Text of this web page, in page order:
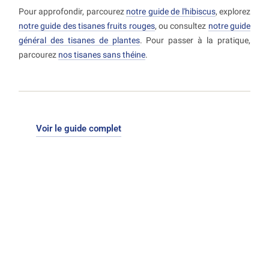
Pour approfondir, parcourez notre guide de l'hibiscus, explorez
notre guide des tisanes fruits rouges, ou consultez notre guide
général des tisanes de plantes. Pour passer à la pratique,
parcourez nos tisanes sans théine.
Voir le guide complet